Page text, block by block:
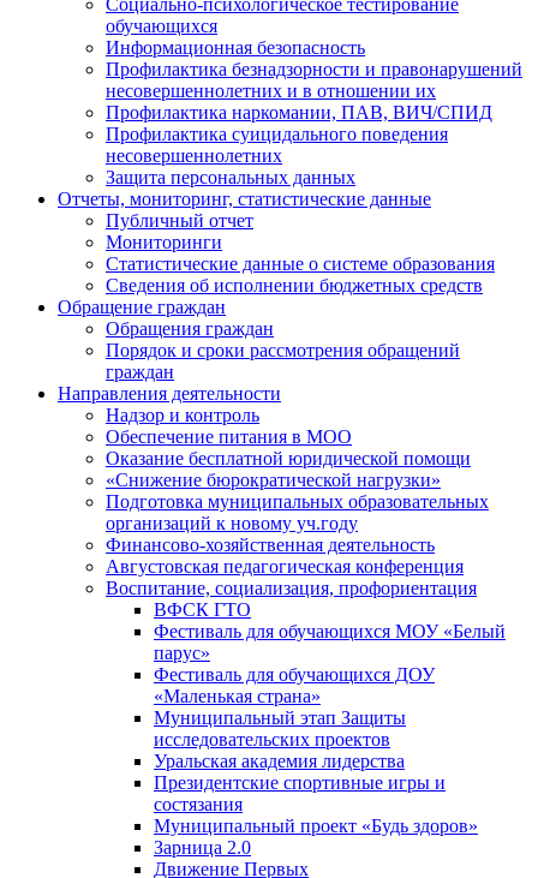
Социально-психологическое тестирование
обучающихся
Информационная безопасность
Профилактика безнадзорности и правонарушений
несовершеннолетних и в отношении их
Профилактика наркомании, ПАВ, ВИЧ/СПИД
Профилактика суицидального поведения
несовершеннолетних
Защита персональных данных
Отчеты, мониторинг, статистические данные
Публичный отчет
Мониторинги
Статистические данные о системе образования
Сведения об исполнении бюджетных средств
Обращение граждан
Обращения граждан
Порядок и сроки рассмотрения обращений
граждан
Направления деятельности
Надзор и контроль
Обеспечение питания в МОО
Оказание бесплатной юридической помощи
«Снижение бюрократической нагрузки»
Подготовка муниципальных образовательных
организаций к новому уч.году
Финансово-хозяйственная деятельность
Августовская педагогическая конференция
Воспитание, социализация, профориентация
ВФСК ГТО
Фестиваль для обучающихся МОУ «Белый
парус»
Фестиваль для обучающихся ДОУ
«Маленькая страна»
Муниципальный этап Защиты
исследовательских проектов
Уральская академия лидерства
Президентские спортивные игры и
состязания
Муниципальный проект «Будь здоров»
Зарница 2.0
Движение Первых